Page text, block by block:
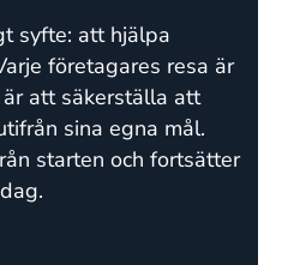
syfte: att hjälpa
företagares resa är
att säkerställa att
sina egna mål.
starten och fortsätter